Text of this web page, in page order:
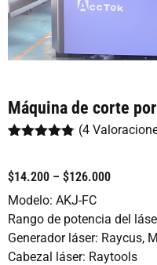
Máquina de corte
5 en base
a
valoraciones
(4
$14.200 – $126.000
Modelo: AKJ-FC
Rango de potencia del
Generador láser: Raycus,
Cabezal láser: Raytools